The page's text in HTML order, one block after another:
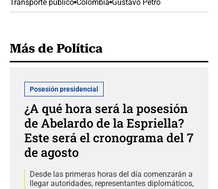
Transporte público Colombia Gustavo Petro
Más de Política
Posesión presidencial
¿A qué hora será la posesión
de Abelardo de la Espriella?
Este será el cronograma del 7
de agosto
Desde las primeras horas del día comenzarán a
llegar autoridades, representantes diplomáticos,